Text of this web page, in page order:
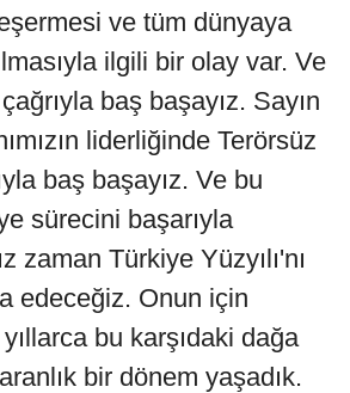
ve tüm dünyaya
ilgili bir olay var. Ve
baş başayız. Sayın
liderliğinde Terörsüz
baş başayız. Ve bu
sürecini başarıyla
zaman Türkiye Yüzyılı'nı
edeceğiz. Onun için
bu karşıdaki dağa
bir dönem yaşadık.